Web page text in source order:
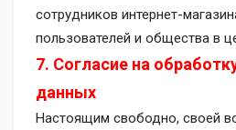
сотрудников интернет-
пользователей и общества в
7. Согласие на
данных
Настоящим свободно, своей